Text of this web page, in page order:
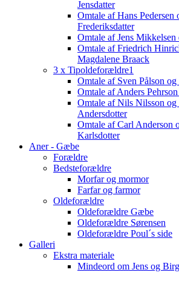
Jensdatter
Omtale af Hans Pedersen
Frederiksdatter
Omtale af Jens Mikkelsen
Omtale af Friedrich
Magdalene Braack
3 x Tipoldeforældre1
Omtale af Sven Pålson
Omtale af Anders
Omtale af Nils Nilsson og
Andersdotter
Omtale af Carl Anderson
Karlsdotter
Aner - Gæbe
Forældre
Bedsteforældre
Morfar og mormor
Farfar og farmor
Oldeforældre
Oldeforældre Gæbe
Oldeforældre Sørensen
Oldeforældre Poul´s side
Galleri
Ekstra materiale
Mindeord om Jens og